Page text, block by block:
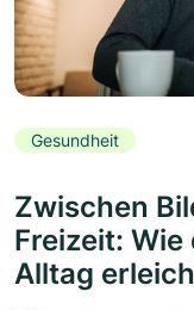
Gesundheit
Zwischen
Freizeit: Wie
Alltag